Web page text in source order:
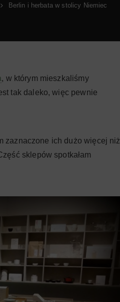
Berlin i herbata w stolicy Niemiec
, w którym mieszkaliśmy
tak daleko, więc pewnie
zaznaczone ich dużo więcej niż
sklepów spotkałam